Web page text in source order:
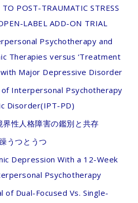
POST-TRAUMATIC STRESS
LABEL ADD-ON TRIAL
Psychotherapy and
Therapies versus ‘Treatment
with Major Depressive Disorder
Interpersonal Psychotherapy
Disorder(IPT-PD)
界性人格障害の鑑別と共存
躁うつとうつ
Depression With a 12-Week
Psychotherapy
of Dual-Focused Vs. Single-